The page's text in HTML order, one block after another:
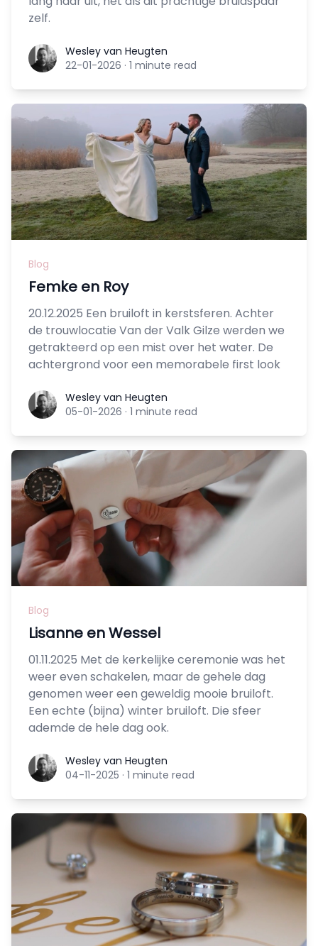
zelf.
Wesley van Heugten
Wesley van Heugten
22-01-2026 · 1 minute read
Blog
Femke en Roy
20.12.2025 Een bruiloft in kerstsferen. Achter
de trouwlocatie Van der Valk Gilze werden we
getrakteerd op een mist over het water. De
achtergrond voor een memorabele first look
Wesley van Heugten
Wesley van Heugten
05-01-2026 · 1 minute read
Blog
Lisanne en Wessel
01.11.2025 Met de kerkelijke ceremonie was het
weer even schakelen, maar de gehele dag
genomen weer een geweldig mooie bruiloft.
Een echte (bijna) winter bruiloft. Die sfeer
ademde de hele dag ook.
Wesley van Heugten
Wesley van Heugten
04-11-2025 · 1 minute read